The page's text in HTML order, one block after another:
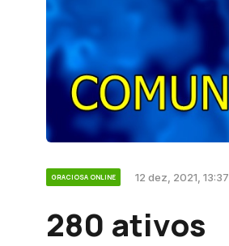
GRACIOSA ONLINE 12 dez, 2021, 13:37
280 ativos